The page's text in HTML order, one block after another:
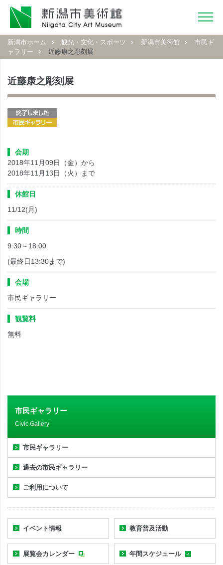
新潟市ホーム 観光・文化・スポーツ 新潟市美術館
市民ギ
ャラリー
近藤康之彫刻展
近藤康之彫刻展
会期
2018年11月09日（金）から
2018年11月13日（火）まで
休館日
11/12(月)
時間
9:30～18:00
(最終日13:30まで)
会場
市民ギャラリー
観覧料
無料
市民ギャラリー
Civic Gallery
市民ギャラリー
過去の市民ギャラリー
ご利用について
イベント情報 教育普及活動
展覧会カレンダー 年間スケジュール